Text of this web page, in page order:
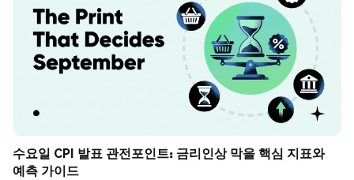
수요일 CPI 발표 관전포인트: 금리인상 막을 핵심 지표와
예측 가이드